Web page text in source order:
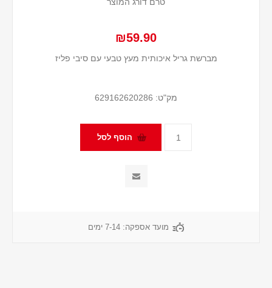
₪59.90
מברשת גריל איכותית מעץ טבעי עם סיבי פליז
מק"ט: 629162620286
מועד אספקה: 7-14 ימים